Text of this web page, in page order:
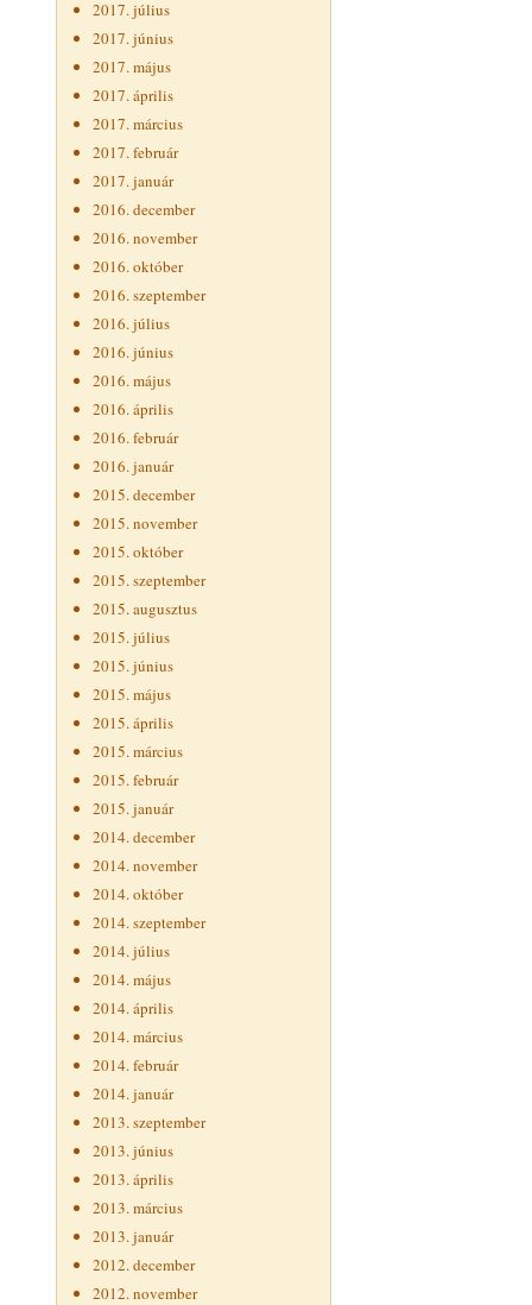
2017. július
2017. június
2017. május
2017. április
2017. március
2017. február
2017. január
2016. december
2016. november
2016. október
2016. szeptember
2016. július
2016. június
2016. május
2016. április
2016. február
2016. január
2015. december
2015. november
2015. október
2015. szeptember
2015. augusztus
2015. július
2015. június
2015. május
2015. április
2015. március
2015. február
2015. január
2014. december
2014. november
2014. október
2014. szeptember
2014. július
2014. május
2014. április
2014. március
2014. február
2014. január
2013. szeptember
2013. június
2013. április
2013. március
2013. január
2012. december
2012. november